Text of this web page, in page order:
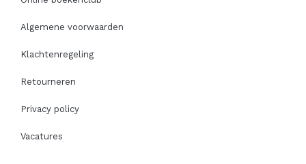
Algemene voorwaarden
Klachtenregeling
Retourneren
Privacy policy
Vacatures